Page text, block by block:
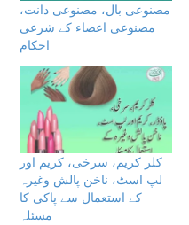
مصنوعی بال، مصنوعی دانت،
مصنوعی اعضاء كے شرعى
احكام
کلر کریم، سرخی، کریم اور
لپ اسٹ، ناخن پالش وغيرہ
كے استعمال سے پاكى كا
مسئلہ